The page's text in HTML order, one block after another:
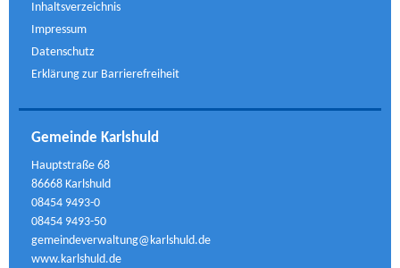
Inhaltsverzeichnis
Impressum
Datenschutz
Erklärung zur Barrierefreiheit
Gemeinde Karlshuld
Hauptstraße 68
86668 Karlshuld
08454 9493-0
08454 9493-50
gemeindeverwaltung@karlshuld.de
www.karlshuld.de